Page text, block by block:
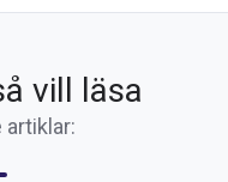
vill läsa
artiklar: